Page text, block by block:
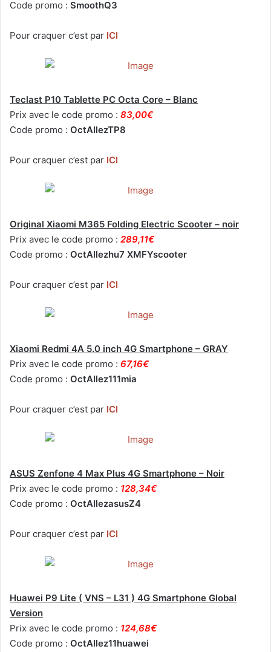
Code promo : SmoothQ3
Pour craquer c’est par ICI
Teclast P10 Tablette PC Octa Core – Blanc
Prix avec le code promo : 83,00€
Code promo : OctAllezTP8
Pour craquer c’est par ICI
Original Xiaomi M365 Folding Electric Scooter – noir
Prix avec le code promo : 289,11€
Code promo : OctAllezhu7 XMFYscooter
Pour craquer c’est par ICI
Xiaomi Redmi 4A 5.0 inch 4G Smartphone – GRAY
Prix avec le code promo : 67,16€
Code promo : OctAllez111mia
Pour craquer c’est par ICI
ASUS Zenfone 4 Max Plus 4G Smartphone – Noir
Prix avec le code promo : 128,34€
Code promo : OctAllezasusZ4
Pour craquer c’est par ICI
Huawei P9 Lite ( VNS – L31 ) 4G Smartphone Global
Version
Prix avec le code promo : 124,68€
Code promo : OctAllez11huawei